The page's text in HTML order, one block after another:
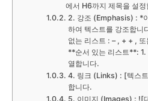
에서 H6까지 제목을 설정
2. 강조 (Emphasis) : *
하여 텍스트를 강조합
없는 리스트 : – , + + ,
**순서 있는 리스트**:
열합니다.
4. 링크 (Links) : [텍스
합니다.
5. 이미지 (Images) : ![